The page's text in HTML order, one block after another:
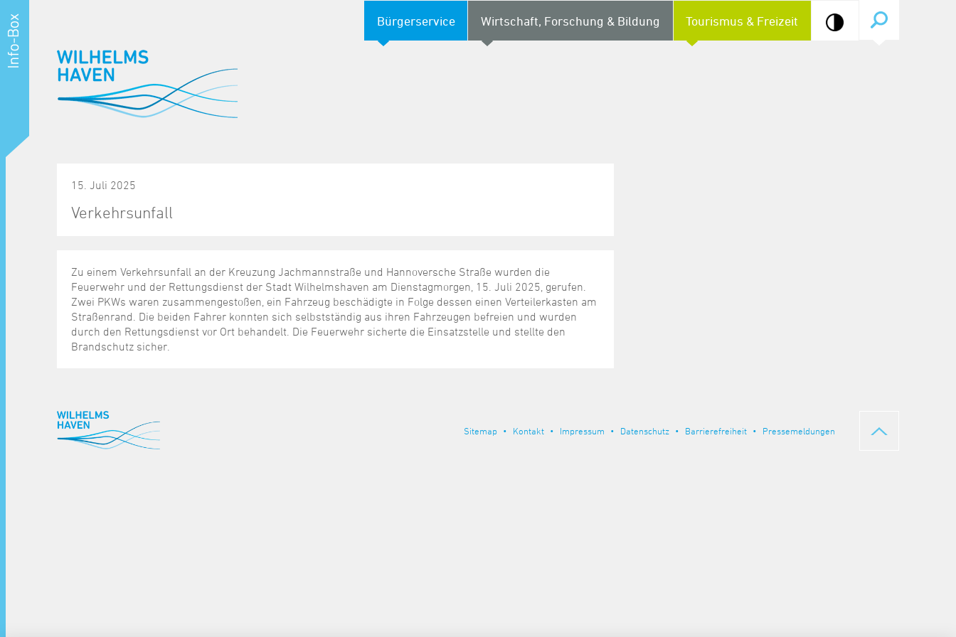
Bürgerservice Wirtschaft, Forschung & Bildung Tourismus & Freizeit
15. Juli 2025
Verkehrsunfall
Zu einem Verkehrsunfall an der Kreuzung Jachmannstraße und Hannoversche Straße wurden die
Feuerwehr und der Rettungsdienst der Stadt Wilhelmshaven am Dienstagmorgen, 15. Juli 2025, gerufen.
Zwei PKWs waren zusammengestoßen, ein Fahrzeug beschädigte in Folge dessen einen Verteilerkasten am
Straßenrand. Die beiden Fahrer konnten sich selbstständig aus ihren Fahrzeugen befreien und wurden
durch den Rettungsdienst vor Ort behandelt. Die Feuerwehr sicherte die Einsatzstelle und stellte den
Brandschutz sicher.
Sitemap Kontakt Impressum Datenschutz Barrierefreiheit Pressemeldungen
^